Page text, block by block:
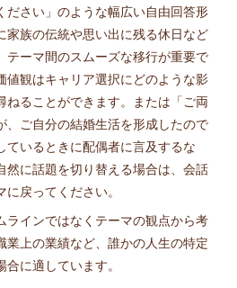
ださい」のような幅広い自由回答形
家族の伝統や思い出に残る休日など
テーマ間のスムーズな移行が重要で
値観はキャリア選択にどのような影
ねることができます。または「ご両
、ご自分の結婚生活を形成したので
ているときに配偶者に言及するな
然に話題を切り替える場合は、会話
戻ってください。
ラインではなくテーマの観点から考
業上の業績など、誰かの人生の特定
に適しています。